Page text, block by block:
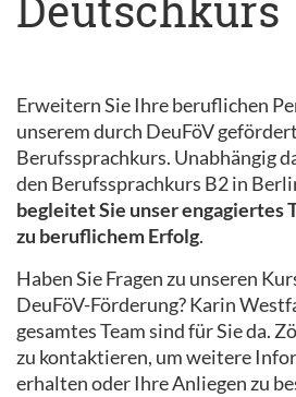
Erweitern Sie Ihre beruflichen
unserem durch DeuFöV
Berufssprachkurs. Unabhängig
den Berufssprachkurs B2 in
begleitet Sie unser engagiertes
zu beruflichem Erfolg.
Haben Sie Fragen zu unseren
DeuFöV-Förderung? Karin
gesamtes Team sind für Sie da.
zu kontaktieren, um weitere
erhalten oder Ihre Anliegen zu